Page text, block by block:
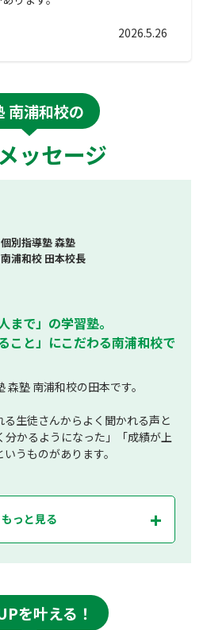
2026.5.26
南浦和校の
ッセージ
個別指導塾 森塾
南浦和校 田本校長
まで」の学習塾。
こと」にこだわる南浦和校で
塾 南浦和校の田本です。
生徒さんからよく聞かれる声と
分かるようになった」「成績が上
うものがあります。
もっと見る
を叶える！